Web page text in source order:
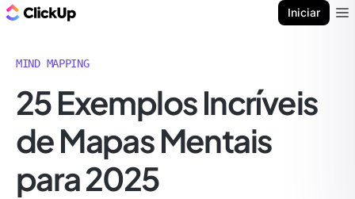
Iniciar
MIND MAPPING
25 Exemplos Incríveis
de Mapas Mentais
para 2025